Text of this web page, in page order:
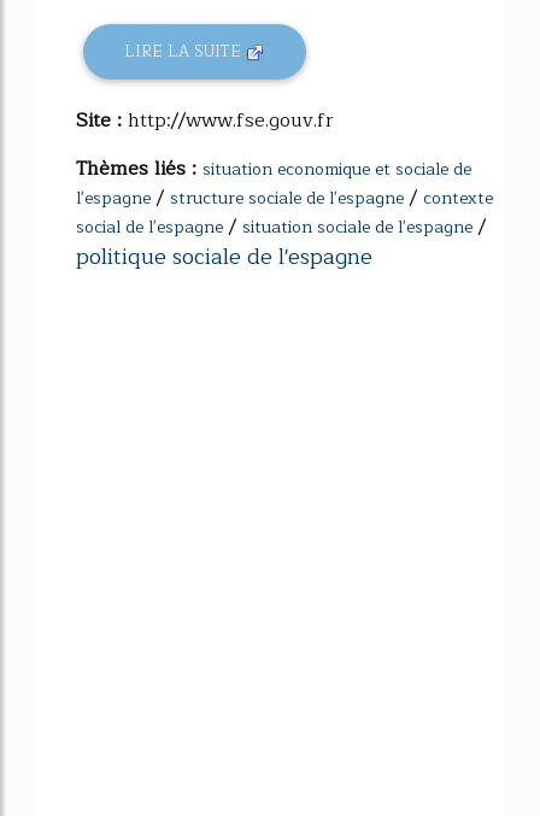
LIRE LA SUITE
Site :http://www.fse.gouv.fr
Thèmes liés : situation economique et sociale de
l'espagne/ structure sociale de l'espagne/ contexte
social de l'espagne/ situation sociale de l'espagne/
politique sociale de l'espagne